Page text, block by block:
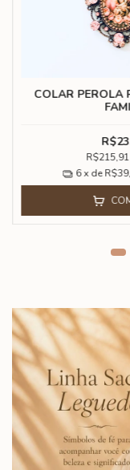
COLAR PEROLA
R$215,91
6x de